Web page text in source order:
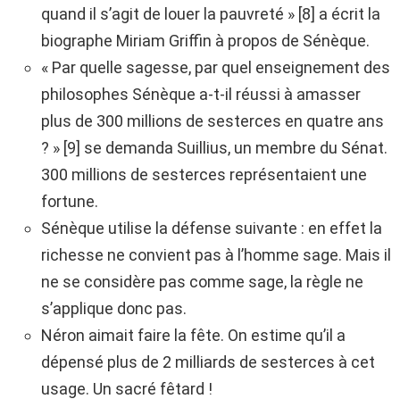
quand il s’agit de louer la pauvreté » [8] a écrit la
biographe Miriam Griffin à propos de Sénèque.
« Par quelle sagesse, par quel enseignement des
philosophes Sénèque a-t-il réussi à amasser
plus de 300 millions de sesterces en quatre ans
? » [9] se demanda Suillius, un membre du Sénat.
300 millions de sesterces représentaient une
fortune.
Sénèque utilise la défense suivante : en effet la
richesse ne convient pas à l’homme sage. Mais il
ne se considère pas comme sage, la règle ne
s’applique donc pas.
Néron aimait faire la fête. On estime qu’il a
dépensé plus de 2 milliards de sesterces à cet
usage. Un sacré fêtard !